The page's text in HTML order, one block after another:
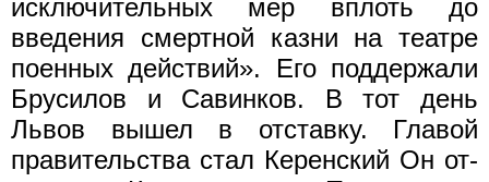
исключительных мер вплоть до
введения смертной казни на театре
поенных дейст­вий». Его поддержали
Брусилов и Савинков. В тот день
Львов вышел в отставку. Главой
правительства стал Керенский Он от­